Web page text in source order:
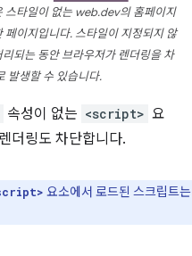
타일이 없는 web.dev의 홈페이지
페이지입니다. 스타일이 지정되지 않
되는 동안 브라우저가 렌더링을 차
발생할 수 있습니다.
속성이 없는 <script> 요
더링도 차단합니다.
요소에서 로드된 스크립트는